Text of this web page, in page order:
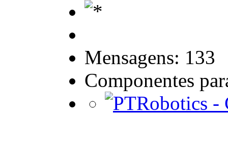
Mensagens: 133
Componentes